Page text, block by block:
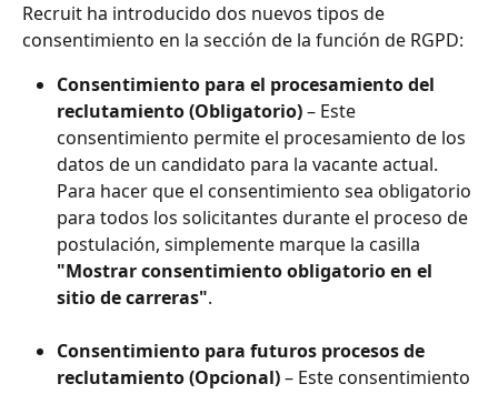
Recruit ha introducido dos nuevos tipos de
consentimiento en la sección de la función de RGPD:
Consentimiento para el procesamiento del
reclutamiento (Obligatorio) – Este
consentimiento permite el procesamiento de los
datos de un candidato para la vacante actual.
Para hacer que el consentimiento sea obligatorio
para todos los solicitantes durante el proceso de
postulación, simplemente marque la casilla
"Mostrar consentimiento obligatorio en el
sitio de carreras".
Consentimiento para futuros procesos de
reclutamiento (Opcional) – Este consentimiento